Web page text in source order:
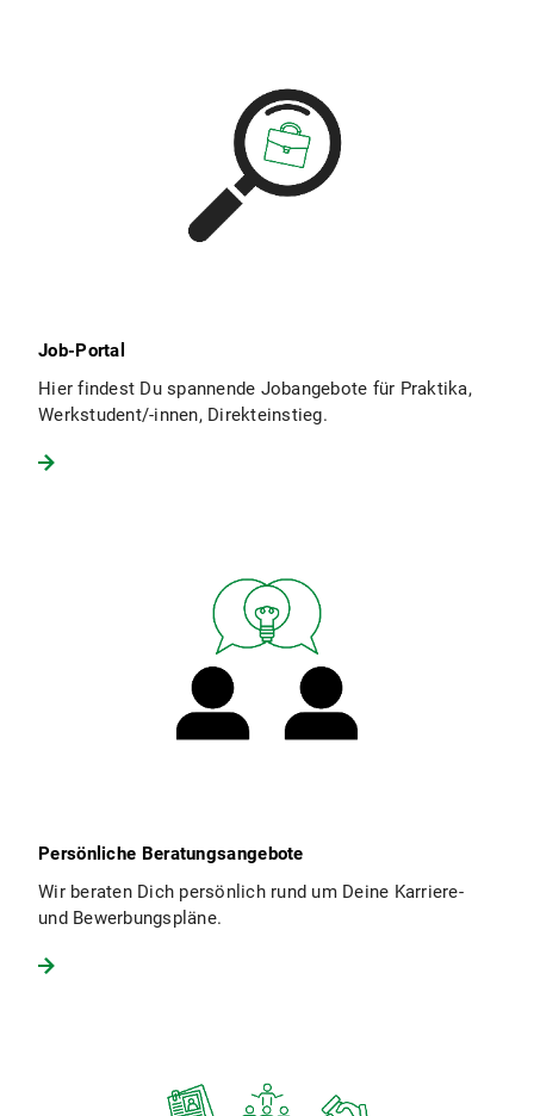
Job-Portal
Hier findest Du spannende Jobangebote für Praktika,
Werkstudent/-innen, Direkteinstieg.
Persönliche Beratungsangebote
Wir beraten Dich persönlich rund um Deine Karriere-
und Bewerbungspläne.